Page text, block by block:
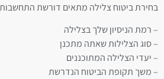
בחירת ביטוח צלילה מתאים דורשת
– רמת הניסיון שלך בצלילה
– סוג הצלילות שאתה מתכנן
– יעדי הצלילה המתוכננים
– משך תקופת הביטוח הנדרשת